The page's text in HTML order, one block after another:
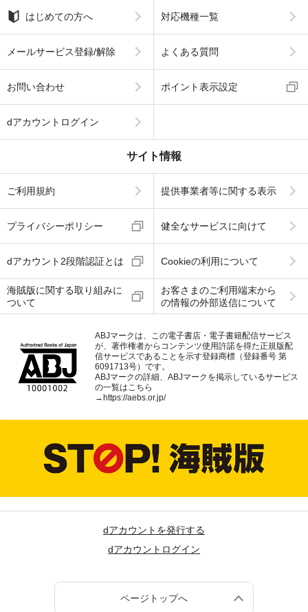
はじめての方へ 対応機種一覧
メールサービス登録/解除 よくある質問
お問い合わせ ポイント表示設定
dアカウントログイン
サイト情報
ご利用規約 提供事業者等に関する表示
プライバシーポリシー 健全なサービスに向けて
dアカウント2段階認証とは Cookieの利用について
海賊版に関する取り組みに
ついて
お客さまのご利用端末から
の情報の外部送信について
ABJマークは、この電子書店・電子書籍配信サービス
が、著作権者からコンテンツ使用許諾を得た正規版配
信サービスであることを示す登録商標（登録番号 第
6091713号）です。
ABJマークの詳細、ABJマークを掲示しているサービス
の一覧はこちら
→ https://aebs.or.jp/
dアカウントを発行する
dアカウントログイン
ページトップへ